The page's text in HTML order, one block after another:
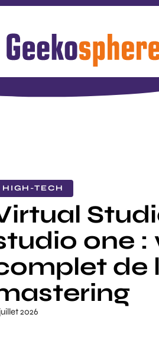
HIGH-TECH
one
de
2026